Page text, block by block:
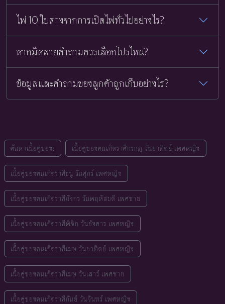
ไพ่ 10 ใบต่างจากการเปิดไพ่ทั่วไปอย่างไร?
หากมีหลายคำถามควรเลือกโปรไหน?
ข้อมูลและคำถามของลูกค้าถูกเก็บอย่างไร?
ค้นหาเนื้อคู่ของ: เนื้อคู่ของคนเกิดราศีกรกฎ วันอาทิตย์ เพศหญิง
เนื้อคู่ของคนเกิดราศีธนู วันศุกร์ เพศหญิง
เนื้อคู่ของคนเกิดราศีมังกร วันพฤหัสบดี เพศชาย
เนื้อคู่ของคนเกิดราศีพิจิก วันอังคาร เพศหญิง
เนื้อคู่ของคนเกิดราศีเมษ วันอาทิตย์ เพศหญิง
เนื้อคู่ของคนเกิดราศีเมษ วันเสาร์ เพศชาย
เนื้อคู่ของคนเกิดราศีกันย์ วันจันทร์ เพศหญิง